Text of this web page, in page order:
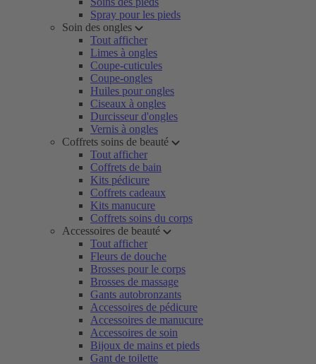
Spray pour les pieds
Soin des ongles
Tout afficher
Limes à ongles
Coupe-cuticules
Coupe-ongles
Huiles pour ongles
Ciseaux à ongles
Durcisseur d'ongles
Vernis à ongles
Coffrets soins de beauté
Tout afficher
Coffrets de bain
Kits pédicure
Coffrets cadeaux
Kits manucure
Coffrets soins du corps
Accessoires de beauté
Tout afficher
Fleurs de douche
Brosses pour le corps
Brosses de massage
Gants autobronzants
Accessoires de pédicure
Accessoires de manucure
Accessoires de soin
Bijoux de mains et pieds
Gant de toilette